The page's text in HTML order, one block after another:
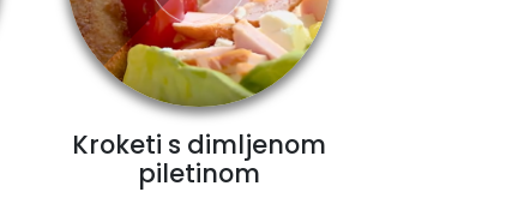
Kroketi s dimljenom
piletinom